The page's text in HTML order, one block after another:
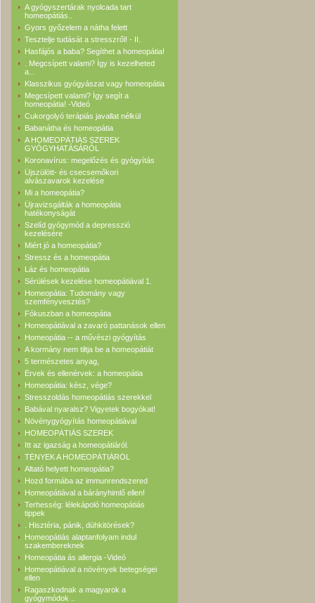
A gyógyszertárak nyolcada tart
homeopátiás..
Gyors győzelem a nátha felett
Tesztelje tudását a stresszről! - II.
Hasfájós a baba? Segíthet a homeopátia!
. Megcsípett valami? Így is kezelheted
a...
Klasszikus gyógyászat vagy homeopátia
Megcsípett valami? Így segít a
homeopátia! -Videó
Cukorgolyó terápiás javallat nélkül
Babanátha és homeopátia
A HOMEOPÁTIÁS SZEREK
GYÓGYHATÁSÁRÓL
Koronavírus: megelőzés és gyógyítás
Újszülött- és csecsemőkori
alvászavarok kezelése
Mi a homeopátia?
Újravizsgálták a homeopátia
hatékonyságát
Szelíd gyógymód a depresszió
kezelésére
Miért jó a homeopátia?
Stressz és a homeopátia
Láz és homeopátia
Sérülések kezelése homeopátiával 1.
Homeopátia: Tudomány vagy
szemfényvesztés?
Fókuszban a homeopátia
Homeopátiával a zavaró pattanások ellen
Homeopátia -- a művészi gyógyítás
A kormány nem tiltja be a homeopátiát
5 természetes anyag,
Érvek és ellenérvek: a homeopátia
Homeopátia: kész, vége?
Stresszoldás homeopátiás szerekkel
Babával nyaralsz? Vigyetek bogyókat!
Növénygyógyítás homeopátiával
HOMEOPÁTIÁS SZEREK
Itt az igazság a homeopátiáról.
TÉNYEK A HOMEOPÁTIÁRÓL
Altató helyett homeopátia?
Hozd formába az immunrendszered
Homeopátiával a bárányhimlő ellen!
Terhesség: lélekápoló homeopátiás
tippek
. Hisztéria, pánik, dühkitörések?
Homeopátiás alaptanfolyam indul
szakembereknek
Homeopátia ás allergia -Videó
Homeopátiával a növények betegségei
ellen
Ragaszkodnak a magyarok a
gyógymódok ..